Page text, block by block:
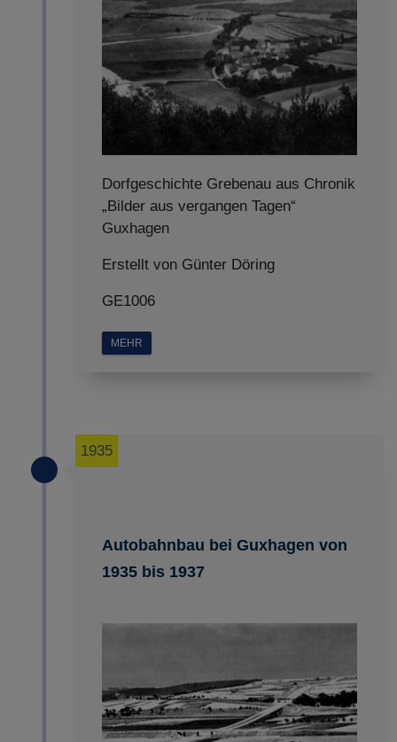
Dorfgeschichte Grebenau aus Chronik
„Bilder aus vergangen Tagen“
Guxhagen
Erstellt von Günter Döring
GE1006
MEHR
Autobahnbau bei Guxhagen von
1935 bis 1937
1935